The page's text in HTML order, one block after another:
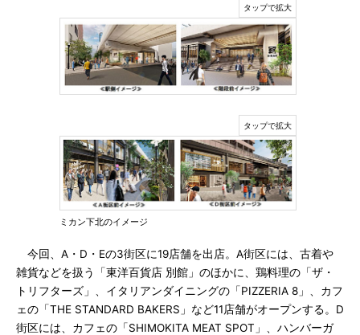
ミカン下北のイメージ
今回、A・D・Eの3街区に19店舗を出店。A街区には、古着や
雑貨などを扱う「東洋百貨店 別館」のほかに、鶏料理の「ザ・
トリフターズ」、イタリアンダイニングの「PIZZERIA 8」、カフ
ェの「THE STANDARD BAKERS」など11店舗がオープンする。D
街区には、カフェの「SHIMOKITA MEAT SPOT」、ハンバーガ